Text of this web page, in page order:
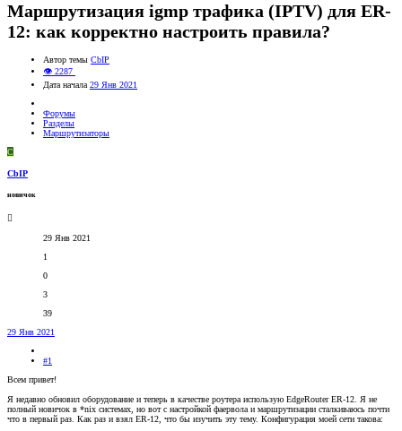
Маршрутизация igmp трафика (IPTV) для ER-
12: как корректно настроить правила?
Автор темы CbIP
👁 2287
Дата начала 29 Янв 2021
Форумы
Разделы
Маршрутизаторы
C
CbIP
новичок
29 Янв 2021
1
0
3
39
29 Янв 2021
#1
Всем привет!
Я недавно обновил оборудование и теперь в качестве роутера использую EdgeRouter ER-12. Я не
полный новичок в *nix системах, но вот с настройкой фаервола и маршрутизации сталкиваюсь почти
что в первый раз. Как раз и взял ER-12, что бы изучить эту тему. Конфигурация моей сети такова: